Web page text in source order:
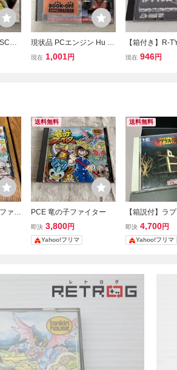
現状品 PCエンジン Hu 妖
怪道中記
現在 1,001円
【箱付き】R-
エンジン PCE
現在 946円
ァイ
送料無料
PCE 竜の子ファイター
即決 3,800円
Yahoo!フリマ
送料無料
【箱説付】ラ
PCエンジン PCE
即決 4,700円
Yahoo!フリマ